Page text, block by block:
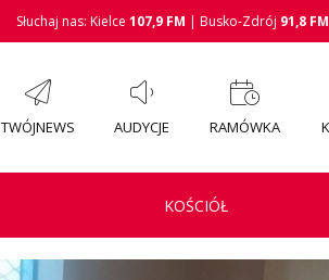
Słuchaj nas: Kielce 107,9 FM | Busko-Zdrój 91,8 FM
TWÓJNEWS AUDYCJE RAMÓWKA
KOŚCIÓŁ